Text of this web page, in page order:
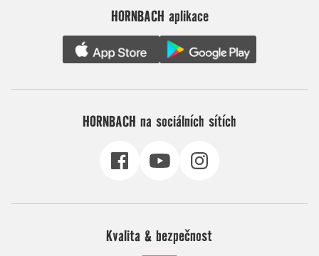
HORNBACH aplikace
HORNBACH na sociálních sítích
Kvalita & bezpečnost